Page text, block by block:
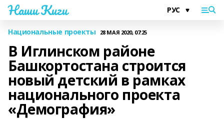
Наши Киги
Национальные проекты 28 МАЯ 2020, 07:25
В Иглинском районе
Башкортостана строится
новый детский в рамках
национального проекта
«Демография»